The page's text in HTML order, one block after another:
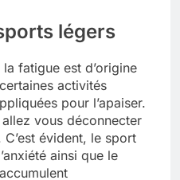
légers
fatigue est d’origine
activités
pour l’apaiser.
vous déconnecter
évident, le sport
ainsi que le